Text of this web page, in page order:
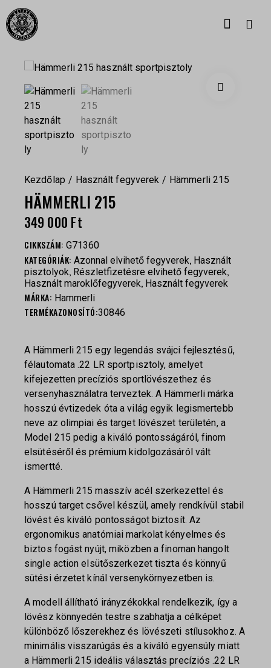
Kezdőlap Használt fegyverek Hämmerli 215
HÄMMERLI 215
349 000 Ft
CIKKSZÁM: G71360
KATEGÓRIÁK: Azonnal elvihető fegyverek, Használt
pisztolyok, Részletfizetésre elvihető fegyverek,
Használt maroklőfegyverek, Használt fegyverek
MÁRKA: Hammerli
TERMÉKAZONOSÍTÓ:30846
A Hämmerli 215 egy legendás svájci fejlesztésű,
félautomata .22 LR sportpisztoly, amelyet
kifejezetten precíziós sportlövészethez és
versenyhasználatra terveztek. A Hämmerli márka
hosszú évtizedek óta a világ egyik legismertebb
neve az olimpiai és target lövészet területén, a
Model 215 pedig a kiváló pontosságáról, finom
elsütéséről és prémium kidolgozásáról vált
ismertté.
A Hämmerli 215 masszív acél szerkezettel és
hosszú target csővel készül, amely rendkívül stabil
lövést és kiváló pontosságot biztosít. Az
ergonomikus anatómiai markolat kényelmes és
biztos fogást nyújt, miközben a finoman hangolt
single action elsütőszerkezet tiszta és könnyű
sütési érzetet kínál versenykörnyezetben is.
A modell állítható irányzékokkal rendelkezik, így a
lövész könnyedén testre szabhatja a célképet
különböző lőszerekhez és lövészeti stílusokhoz. A
minimális visszarúgás és a kiváló egyensúly miatt
a Hämmerli 215 ideális választás precíziós .22 LR